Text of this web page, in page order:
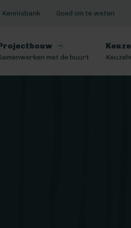
Kennisbank Goed om te weten
met de buurt